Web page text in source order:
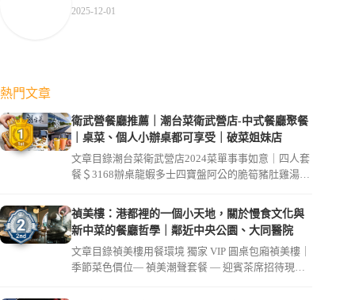
2025-12-01
熱門文章
衛武營餐廳推薦｜潮台菜衛武營店-中式餐廳聚餐
｜桌菜、個人小辦桌都可享受｜破菜姐妹店
文章目錄潮台菜衛武營店2024菜單事事如意｜四人套
餐＄3168辦桌龍蝦多士四寶盤阿公的脆筍豬肚雞湯鬧
禎美樓：港都裡的一個小天地，關於慢食文化與
新中菜的餐廳哲學｜鄰近中央公園、大同醫院
文章目錄禎美樓用餐環境 獨家 VIP 圓桌包廂禎美樓｜
季節菜色價位— 禎美潮聲套餐 — 迎賓茶席招待現流